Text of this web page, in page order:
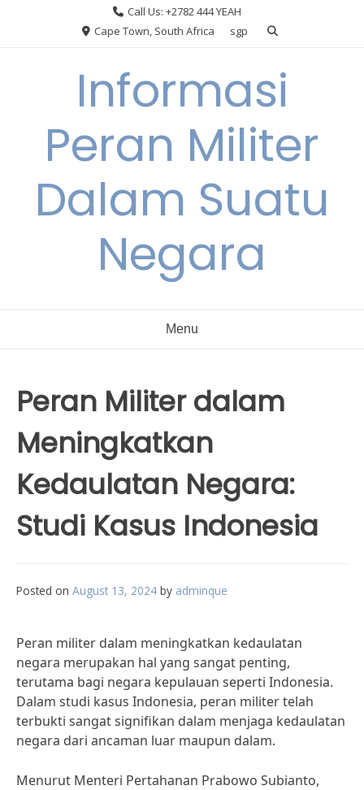
Call Us: +2782 444 YEAH
Cape Town, South Africa
sgp
Informasi
Peran Militer
Dalam Suatu
Negara
Menu
Peran Militer dalam
Meningkatkan
Kedaulatan Negara:
Studi Kasus Indonesia
Posted on August 13, 2024 by adminque
Peran militer dalam meningkatkan kedaulatan
negara merupakan hal yang sangat penting,
terutama bagi negara kepulauan seperti Indonesia.
Dalam studi kasus Indonesia, peran militer telah
terbukti sangat signifikan dalam menjaga kedaulatan
negara dari ancaman luar maupun dalam.
Menurut Menteri Pertahanan Prabowo Subianto,